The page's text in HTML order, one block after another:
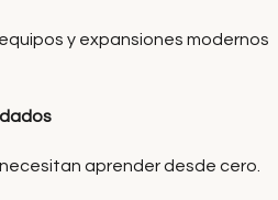
y expansiones modernos
aprender desde cero.